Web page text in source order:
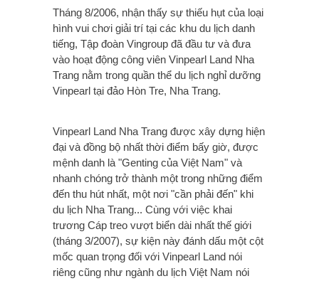
Tháng 8/2006, nhận thấy sự thiếu hụt của loại
hình vui chơi giải trí tại các khu du lịch danh
tiếng, Tập đoàn Vingroup đã đầu tư và đưa
vào hoạt động công viên Vinpearl Land Nha
Trang nằm trong quần thể du lịch nghỉ dưỡng
Vinpearl tại đảo Hòn Tre, Nha Trang.
Vinpearl Land Nha Trang được xây dựng hiện
đại và đồng bộ nhất thời điểm bấy giờ, được
mệnh danh là "Genting của Việt Nam" và
nhanh chóng trở thành một trong những điểm
đến thu hút nhất, một nơi "cần phải đến" khi
du lịch Nha Trang... Cùng với việc khai
trương Cáp treo vượt biển dài nhất thế giới
(tháng 3/2007), sự kiện này đánh dấu một cột
mốc quan trọng đối với Vinpearl Land nói
riêng cũng như ngành du lịch Việt Nam nói